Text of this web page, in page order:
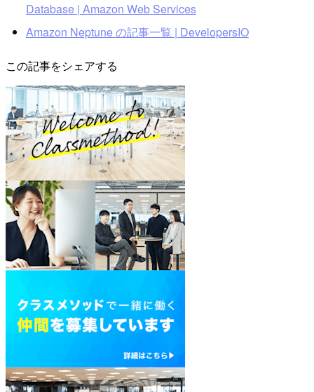
Database | Amazon Web Services
Amazon Neptune の記事一覧 | DevelopersIO
この記事をシェアする